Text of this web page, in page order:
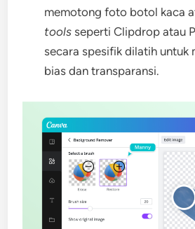
memotong foto botol kaca
tools seperti Clipdrop atau
secara spesifik dilatih untuk
bias dan transparansi.